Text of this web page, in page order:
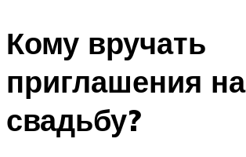
Кому вручать
приглашения на
свадьбу?